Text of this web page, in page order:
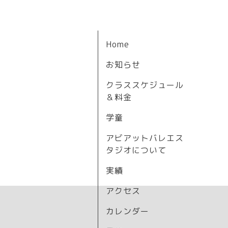
Home
お知らせ
クラススケジュール
＆料金
学童
アビアットバレエス
タジオについて
実績
アクセス
カレンダー